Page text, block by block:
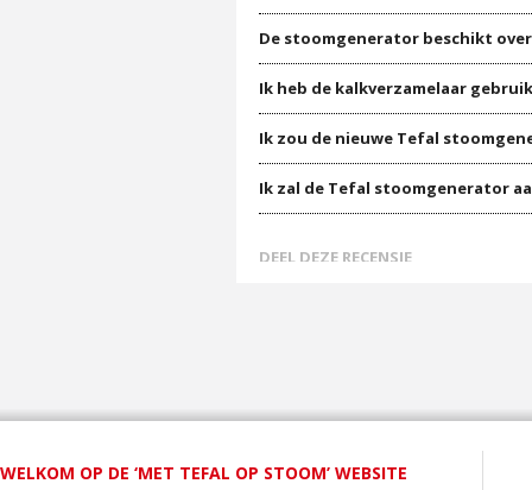
De stoomgenerator beschikt
Ik heb de kalkverzamelaar
Ik zou de nieuwe Tefal
Ik zal de Tefal stoomgenerator
DEEL DEZE RECENSIE
WELKOM OP DE ‘MET TEFAL OP STOOM’ WEBSITE